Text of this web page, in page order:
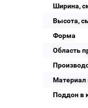
Ширина,
Высота,
Форма
Область
Материал
Поддон в